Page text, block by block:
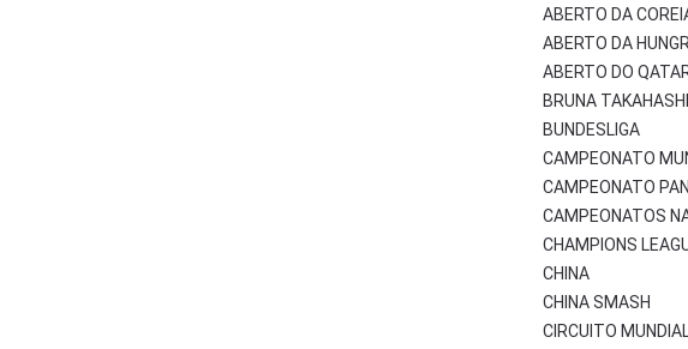
ABERTO DA
ABERTO DA
ABERTO DO
BRUNA TAKAHASHI
BUNDESLIGA
CAMPEONATO
CAMPEONATO
CAMPEONATOS
CHAMPIONS
CHINA
CHINA SMASH
CIRCUITO MUNDIAL